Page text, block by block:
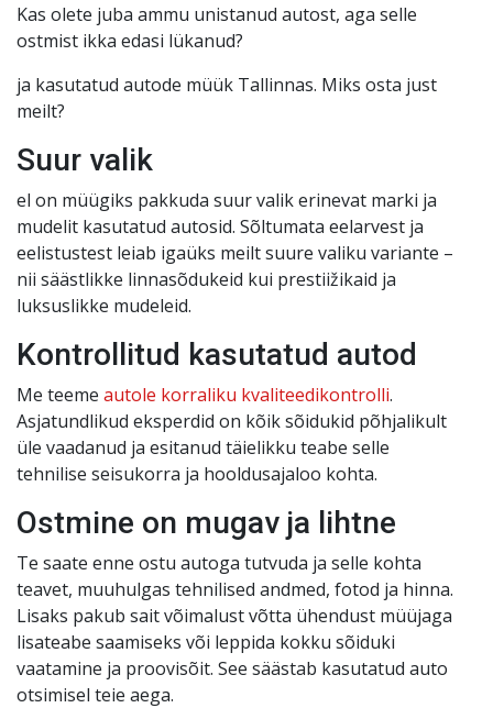
Kas olete juba ammu unistanud autost, aga selle
ostmist ikka edasi lükanud?
ja kasutatud autode müük Tallinnas. Miks osta just
meilt?
Suur valik
el on müügiks pakkuda suur valik erinevat marki ja
mudelit kasutatud autosid. Sõltumata eelarvest ja
eelistustest leiab igaüks meilt suure valiku variante –
nii säästlikke linnasõdukeid kui prestiižikaid ja
luksuslikke mudeleid.
Kontrollitud kasutatud autod
Me teeme autole korraliku kvaliteedikontrolli.
Asjatundlikud eksperdid on kõik sõidukid põhjalikult
üle vaadanud ja esitanud täielikku teabe selle
tehnilise seisukorra ja hooldusajaloo kohta.
Ostmine on mugav ja lihtne
Te saate enne ostu autoga tutvuda ja selle kohta
teavet, muuhulgas tehnilised andmed, fotod ja hinna.
Lisaks pakub sait võimalust võtta ühendust müüjaga
lisateabe saamiseks või leppida kokku sõiduki
vaatamine ja proovisõit. See säästab kasutatud auto
otsimisel teie aega.